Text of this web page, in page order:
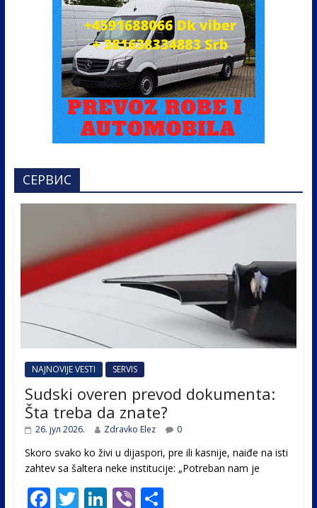
СЕРВИС
NAJNOVIJE VESTI SERVIS
Sudski overen prevod dokumenta:
Šta treba da znate?
26. јул 2026. Zdravko Elez 0
Skoro svako ko živi u dijaspori, pre ili kasnije, naiđe na isti
zahtev sa šaltera neke institucije: „Potreban nam je
F T Li Vi S